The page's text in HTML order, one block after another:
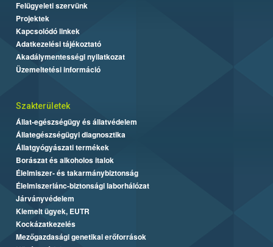
Felügyeleti szervünk
Projektek
Kapcsolódó linkek
Adatkezelési tájékoztató
Akadálymentességi nyilatkozat
Üzemeltetési információ
Szakterületek
Állat-egészségügy és állatvédelem
Állategészségügyi diagnosztika
Állatgyógyászati termékek
Borászat és alkoholos italok
Élelmiszer- és takarmánybiztonság
Élelmiszerlánc-biztonsági laborhálózat
Járványvédelem
Kiemelt ügyek, EUTR
Kockázatkezelés
Mezőgazdasági genetikai erőforrások